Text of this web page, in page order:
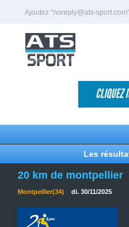
Ajoutez "noreply@ats-
Les
20 km de montpellier
Montpellier(34) di. 30/11/2025